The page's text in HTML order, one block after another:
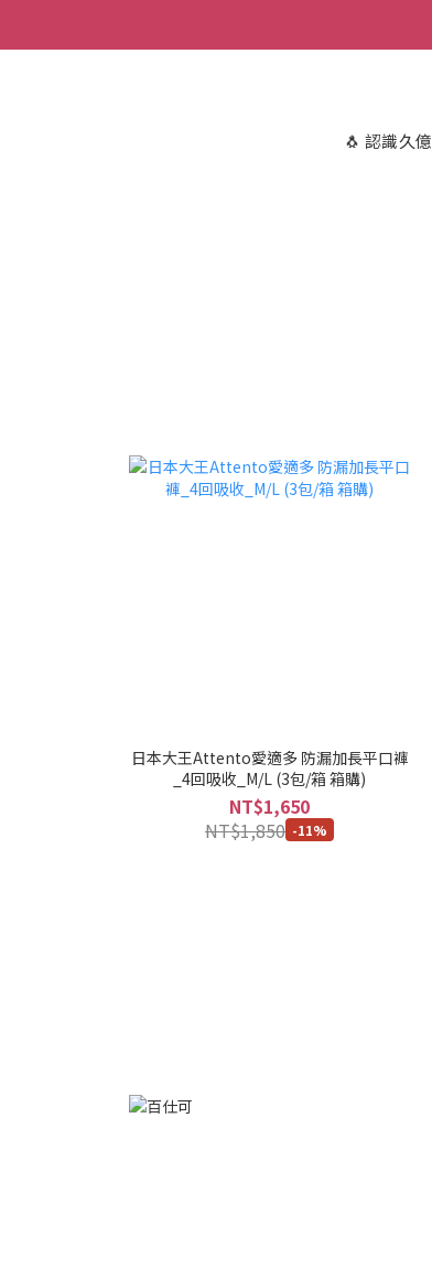
🐧 認識久億
日本大王Attento愛適多 防漏加長平口褲
_4回吸收_M/L (3包/箱 箱購)
NT$1,650
NT$1,850 -11%